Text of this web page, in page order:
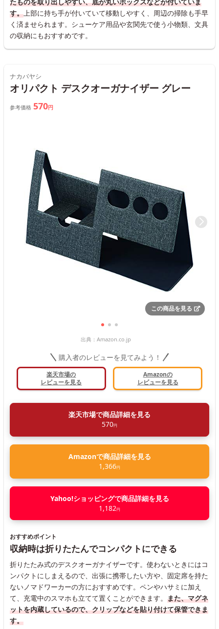
す。 上部に持ち手が付いていて移動しやすく、周辺の掃除も手早
く済ませられます。シューケア用品や玄関先で使う小物類、文具
の収納にもおすすめです。
ナカバヤシ
オリパクト デスクオーガナイザー グレー
参考価格 570円
この商品を見る
出典： Amazon.co.jp
購入者のレビューを見てみよう！
楽天市場の
レビューを見る
Amazonの
レビューを見る
楽天市場で商品詳細を見る
570円
Amazonで商品詳細を見る
1,366円
Yahoo!ショッピングで商品詳細を見る
1,182円
おすすめポイント
収納時は折りたたんでコンパクトにできる
折りたたみ式のデスクオーガナイザーです。使わないときにはコ
ンパクトにしまえるので、出張に携帯したい方や、固定席を持た
ないノマドワーカーの方におすすめです。ペンやハサミに加え
て、充電中のスマホも立てて置くことができます。 また、マグネ
ットを内蔵しているので、クリップなどを貼り付けて保管できま
す。